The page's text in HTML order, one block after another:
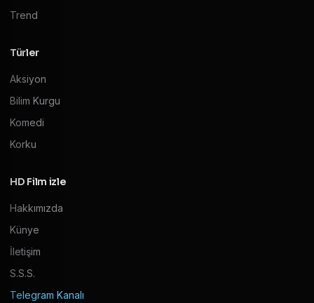
Trend
Türler
Aksiyon
Bilim Kurgu
Komedi
Korku
HD Film izle
Hakkımızda
Künye
İletişim
S.S.S.
Telegram Kanalı